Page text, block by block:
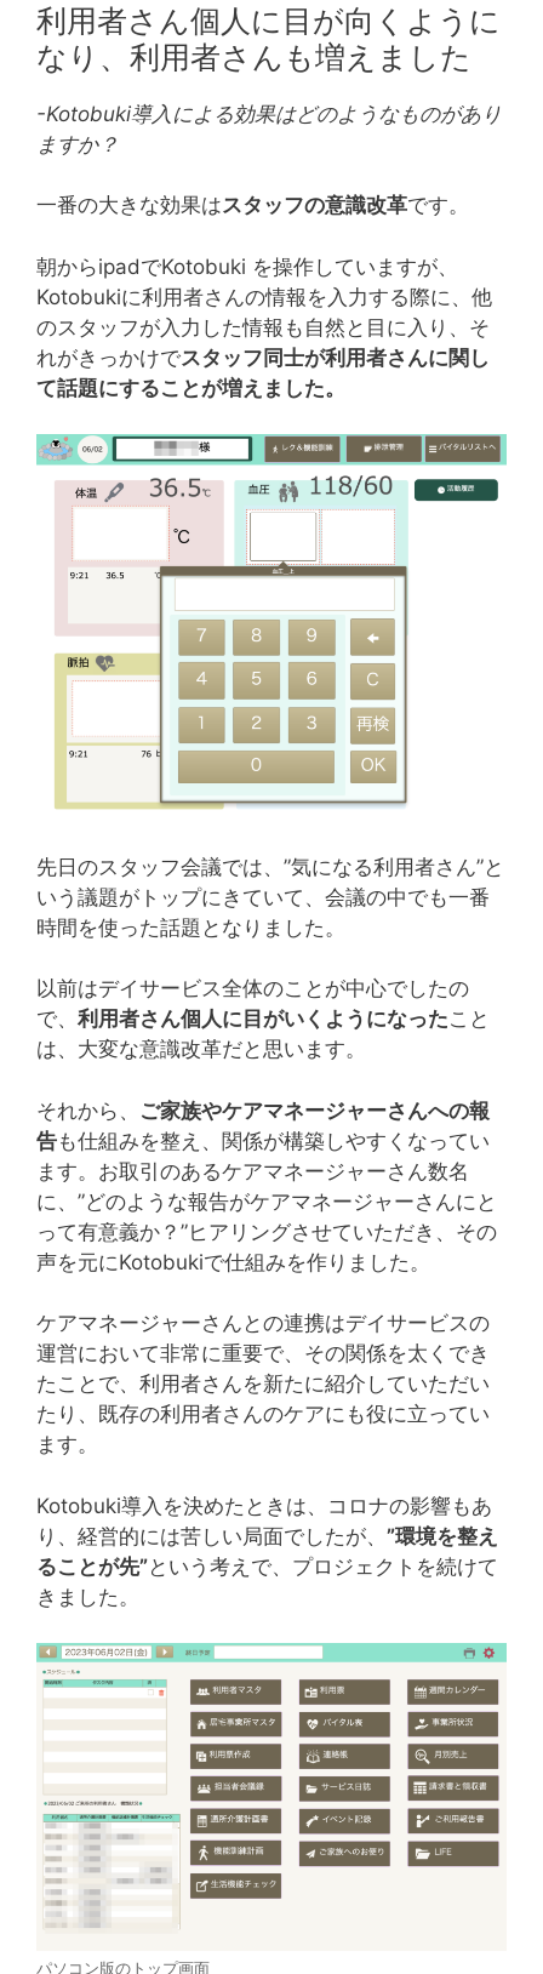
利用者さん個人に目が向くように
なり、利用者さんも増えました
-Kotobuki導入による効果はどのようなものがあり
ますか？
一番の大きな効果はスタッフの意識改革です。
朝からipadでKotobuki を操作していますが、
Kotobukiに利用者さんの情報を入力する際に、他
のスタッフが入力した情報も自然と目に入り、そ
れがきっかけでスタッフ同士が利用者さんに関し
て話題にすることが増えました。
先日のスタッフ会議では、”気になる利用者さん”と
いう議題がトップにきていて、会議の中でも一番
時間を使った話題となりました。
以前はデイサービス全体のことが中心でしたの
で、 利用者さん個人に目がいくようになったこと
は、大変な意識改革だと思います。
それから、 ご家族やケアマネージャーさんへの報
告も仕組みを整え、関係が構築しやすくなってい
ます。お取引のあるケアマネージャーさん数名
に、”どのような報告がケアマネージャーさんにと
って有意義か？”ヒアリングさせていただき、その
声を元にKotobukiで仕組みを作りました。
ケアマネージャーさんとの連携はデイサービスの
運営において非常に重要で、その関係を太くでき
たことで、利用者さんを新たに紹介していただい
たり、既存の利用者さんのケアにも役に立ってい
ます。
Kotobuki導入を決めたときは、コロナの影響もあ
り、経営的には苦しい局面でしたが、 ”環境を整え
ることが先”という考えで、プロジェクトを続けて
きました。
パソコン版のトップ画面